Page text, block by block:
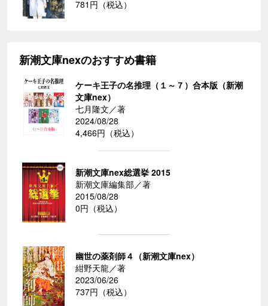
781円（税込）
新潮文庫nexのおすすめ書籍
ケーキ王子の名推理（１～７）合本版（新潮
文庫nex）
七月隆文／著
2024/08/28
4,466円（税込）
新潮文庫nex総選挙 2015
新潮文庫編集部／著
2015/08/28
0円（税込）
幽世の薬剤師４（新潮文庫nex）
紺野天龍／著
2023/06/26
737円（税込）